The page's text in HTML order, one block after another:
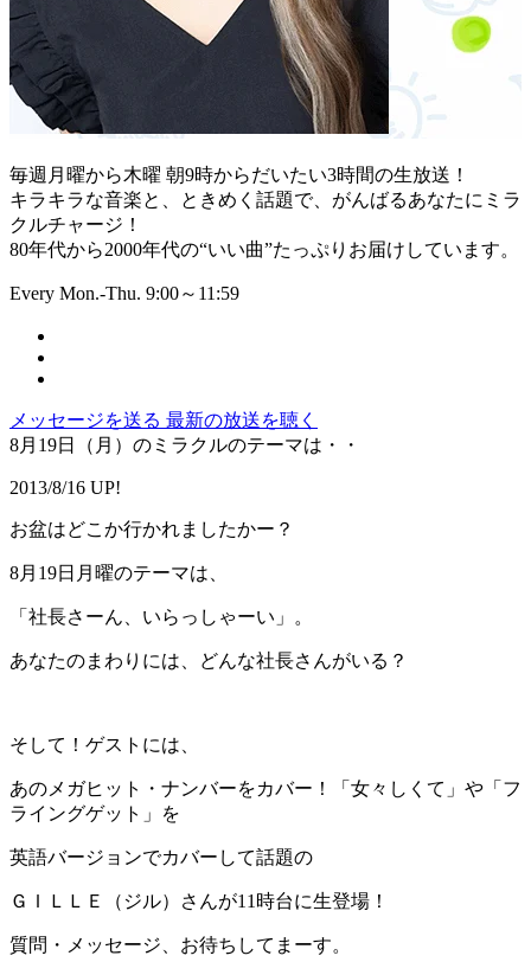
毎週月曜から木曜 朝9時からだいたい3時間の生放送！
キラキラな音楽と、ときめく話題で、がんばるあなたにミラ
クルチャージ！
80年代から2000年代の“いい曲”たっぷりお届けしています。
Every Mon.-Thu. 9:00～11:59
メッセージを送る 最新の放送を聴く
8月19日（月）のミラクルのテーマは・・
2013/8/16 UP!
お盆はどこか行かれましたかー？
8月19日月曜のテーマは、
「社長さーん、いらっしゃーい」。
あなたのまわりには、どんな社長さんがいる？
そして！ゲストには、
あのメガヒット・ナンバーをカバー！「女々しくて」や「フ
ライングゲット」を
英語バージョンでカバーして話題の
ＧＩＬＬＥ（ジル）さんが11時台に生登場！
質問・メッセージ、お待ちしてまーす。